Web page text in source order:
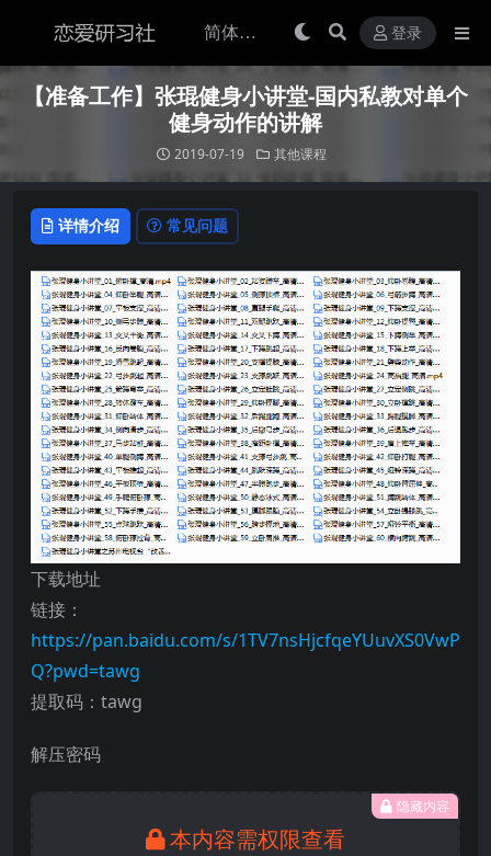
登录
【准备工作】张琨健身小讲堂-国内私教对单个
健身动作的讲解
2019-07-19 其他课程
详情介绍 常见问题
下载地址
链接：
https://pan.baidu.com/s/1TV7nsHjcfqeYUuvXS0VwP
Q?pwd=tawg
提取码：tawg
解压密码
隐藏内容
本内容需权限查看